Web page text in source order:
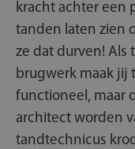
kracht achter een
tanden laten zien
ze dat durven! Als
brugwerk maak jij
functioneel, maar
architect worden
tandtechnicus